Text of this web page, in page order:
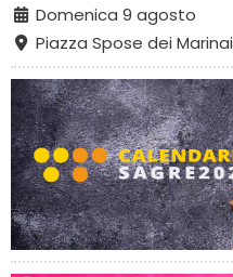
Domenica 9 agosto
Piazza Spose dei Marinai